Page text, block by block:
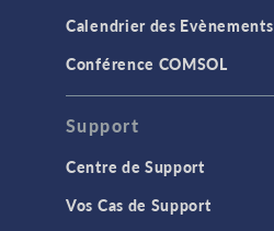
Calendrier des Evènements
Conférence COMSOL
Support
Centre de Support
Vos Cas de Support